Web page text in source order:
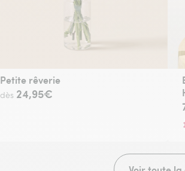
Petite rêverie
dès 24,95€